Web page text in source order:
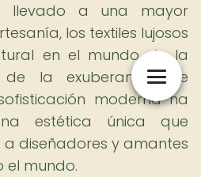
llevado a una mayor
los textiles lujosos
en el mundo de la
la exuberancia de
moderna ha
estética única que
diseñadores y amantes
mundo.